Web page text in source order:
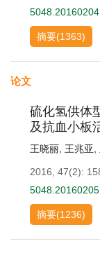
5048.20160204
摘要(1363)
论文
硫化氢供体
及抗血小板
王晓丽 王兆亚
2016, 47(2):
5048.20160205
摘要(1236)